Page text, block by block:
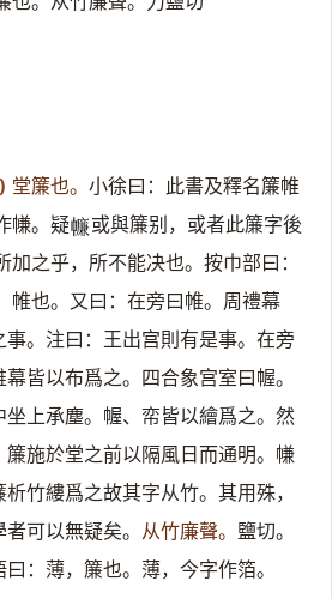
堂簾也。 小徐曰：此書及釋名簾帷
㡘。疑𢅏 或與簾别，或者此簾字後
加之乎，所不能决也。按巾部曰：
帷也。又曰：在旁曰帷。周禮幕
。注曰：王出宫則有是事。在旁
皆以布爲之。四合象宫室曰幄。
上承塵。幄、帟皆以繪爲之。然
施於堂之前以隔風日而通明。㡘
竹縷爲之故其字从竹。其用殊，
可以無疑矣。 从竹廉聲。 鹽切。
：薄，簾也。薄，今字作箔。